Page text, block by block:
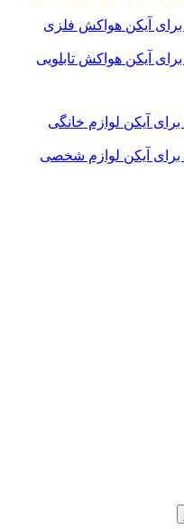
هواکش فلزی
هواکش تابلویی
لوازم خانگی
لوازم شخصی